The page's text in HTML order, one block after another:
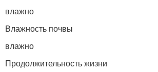
влажно
Влажность почвы
влажно
Продолжительность жизни